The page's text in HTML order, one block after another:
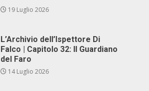
19 Luglio 2026
L’Archivio dell’Ispettore Di
Falco | Capitolo 32: Il Guardiano
del Faro
14 Luglio 2026